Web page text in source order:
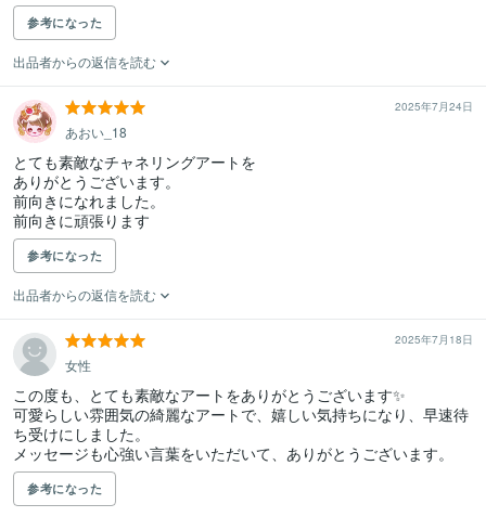
参考になった
出品者からの返信を読む
2025年7月24日
あおい_18
とても素敵なチャネリングアートを
ありがとうございます。
前向きになれました。
前向きに頑張ります
参考になった
出品者からの返信を読む
2025年7月18日
女性
この度も、とても素敵なアートをありがとうございます✨
可愛らしい雰囲気の綺麗なアートで、嬉しい気持ちになり、早速待
ち受けにしました。
参考になった